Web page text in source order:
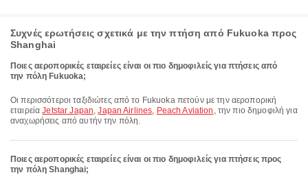
Συχνές ερωτήσεις σχετικά με την πτήση από Fukuoka προς
Shanghai
Ποιες αεροπορικές εταιρείες είναι οι πιο δημοφιλείς για πτήσεις από
την πόλη Fukuoka;
Οι περισσότεροι ταξιδιώτες από το Fukuoka πετούν με την αεροπορική
εταιρείαJetstar Japan,Japan Airlines, Peach Aviation , την πιο δημοφιλή για
αναχωρήσεις από αυτήν την πόλη.
Ποιες αεροπορικές εταιρείες είναι οι πιο δημοφιλείς για πτήσεις προς
την πόλη Shanghai;